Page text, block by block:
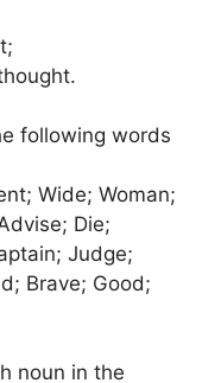
following words
Wide; Woman;
Die;
Judge;
Brave; Good;
noun in the